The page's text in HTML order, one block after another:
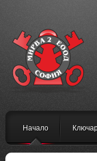
Начало